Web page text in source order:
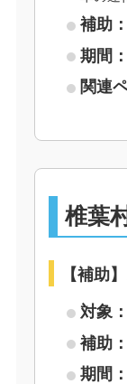
補助
期間：
関連
椎葉
【補助
対象
補助
期間